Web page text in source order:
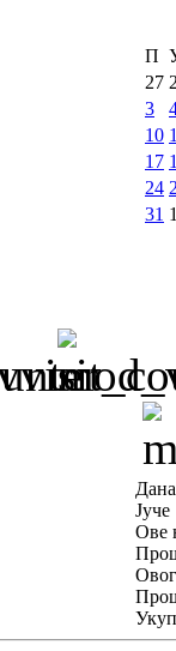
П
27
3
10
17
24
31
Јуче
Ове